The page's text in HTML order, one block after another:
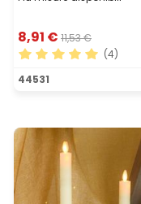
8,91 € 11,53 €
Valutazione media
(4)
44531